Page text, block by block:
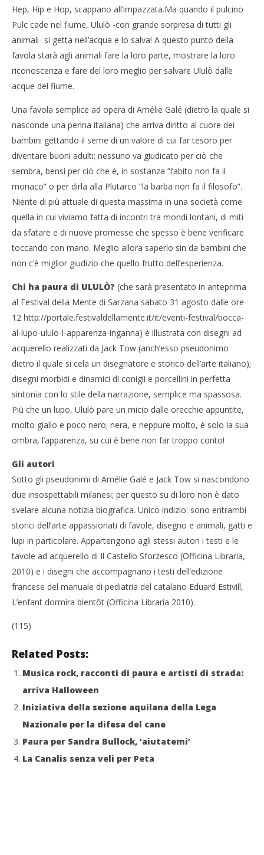
Chi ha paura di Ululò?
29/08/2013
Redazione
Hep, Hip e Hop, scappano all’impazzata.Ma quando il pulcino
Pulc cade nel fiume, Ululò -con grande sorpresa di tutti gli
animali- si getta nell’acqua e lo salva! A questo punto della
favola starà agli animali fare la loro parte, mostrare la loro
riconoscenza e fare del loro meglio per salvare Ululò dalle
acque del fiume.
Una favola semplice ad opera di Amélie Galé (dietro la quale si
nasconde una penna italiana) che arriva diritto al cuore dei
bambini gettando il seme di un valore di cui far tesoro per
diventare buoni adulti; nessuno va giudicato per ciò che
sembra, bensì per ciò che è, in sostanza “l’abito non fa il
monaco” o per dirla alla Plutarco “la barba non fa il filosofo”.
Niente di più attuale di questa massima in una società come
quella in cui viviamo fatta di incontri tra mondi lontani, di miti
da sfatare e di nuove promesse che spesso è bene verificare
toccando con mano. Meglio allora saperlo sin da bambini che
non c’è miglior giudizio che quello frutto dell’esperienza.
Chi ha paura di ULULÒ? (che sarà presentato in anteprima
al Festival della Mente di Sarzana sabato 31 agosto dalle ore
12 http://portale.festivaldellamente.it/it/eventi-festival/bocca-
al-lupo-ululo-l-apparenza-inganna) è illustrata con disegni ad
acquerello realizzati da Jack Tow (anch’esso pseudonimo
dietro il quale si cela un disegnatore e storico dell’arte italiano);
disegni morbidi e dinamici di conigli e porcellini in perfetta
sintonia con lo stile della narrazione, semplice ma spassosa.
Più che un lupo, Ululò pare un micio dalle orecchie appuntite,
molto giallo e poco nero; nera, e neppure molto, è solo la sua
ombra, l’apparenza, su cui è bene non far troppo conto!
Gli autori
Sotto gli pseudonimi di Amélie Galé e Jack Tow si nascondono
due insospettabili milanesi; per questo su di loro non è dato
svelare alcuna notizia biografica. Unico indizio: sono entrambi
storici dell’arte appassionati di favole, disegno e animali, gatti e
lupi in particolare. Appartengono agli stessi autori i testi e le
tavole ad acquerello di Il Castello Sforzesco (Officina Libraria,
2010) e i disegni che accompagnano i testi dell’edizione
francese del manuale di pediatria del catalano Eduard Estivill,
L’enfant dormira bientôt (Officina Libraria 2010).
(115)
Related Posts:
Musica rock, racconti di paura e artisti di strada:
arriva Halloween
Iniziativa della sezione aquilana della Lega
Nazionale per la difesa del cane
Paura per Sandra Bullock, ‘aiutatemi’
La Canalis senza veli per Peta